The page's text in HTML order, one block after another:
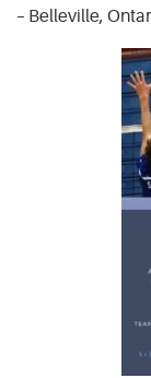
– Belleville,